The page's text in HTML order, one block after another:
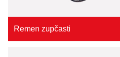
Remen zupčasti